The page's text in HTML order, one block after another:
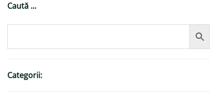
Caută ...
Categorii: